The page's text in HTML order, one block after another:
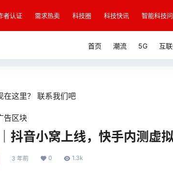
者认证 需求热卖 科技圈 科技快讯 智能科技
首页 潮流 5G 互
在这里？ 联系我们吧
抖音小窝上线，快手内测虚
3 年前 0 1.3k